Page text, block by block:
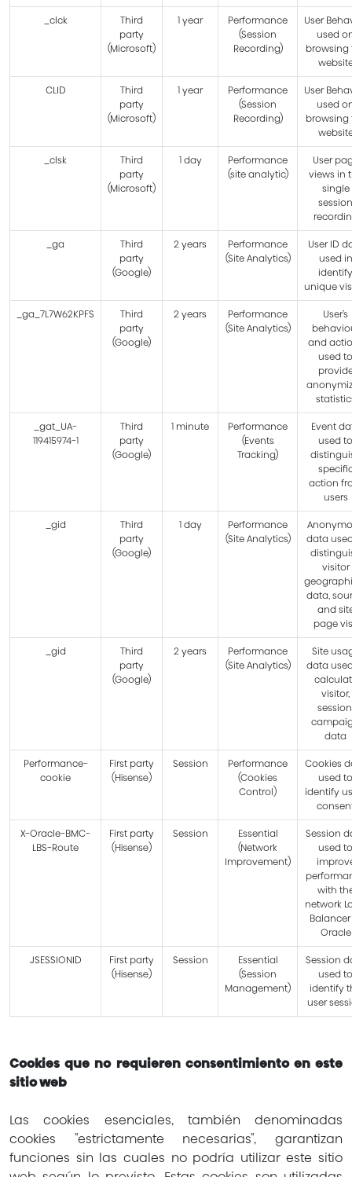
_clck
Third
party
(Microsoft)
1 year
Performance
(Session
Recording)
User
used
browsing
CLID
Third
party
(Microsoft)
1 year
Performance
(Session
Recording)
User
used
browsing
_clsk
Third
party
(Microsoft)
1 day
Performance
(site analytic)
User
views in
single
session
_ga
Third
party
(Google)
2 years
Performance
(Site Analytics)
User ID
used in
identify
unique
_ga_7L7W62KPFS
Third
party
(Google)
2 years
Performance
(Site Analytics)
User’s
and
used to
_gat_UA-
119415974-1
Third
party
(Google)
1 minute
Performance
(Events
Tracking)
Event
used to
action
users
_gid
Third
party
(Google)
1 day
Performance
(Site Analytics)
data
visitor
data,
and
page
_gid
Third
party
(Google)
2 years
Performance
(Site Analytics)
Site
data
visitor,
data
Performance-
cookie
First party
(Hisense)
Session
Performance
(Cookies
Control)
Cookies
used to
identify
X-Oracle-BMC-
LBS-Route
First party
(Hisense)
Session
Essential
(Network
Improvement)
Session
used to
with
network
Oracle
JSESSIONID
First party
(Hisense)
Session
Essential
(Session
Management)
Session
used to
identify
user
Cookies que no requieren consentimiento en este
sitio web
Las cookies esenciales, también denominadas
cookies "estrictamente necesarias", garantizan
funciones sin las cuales no podría utilizar este sitio